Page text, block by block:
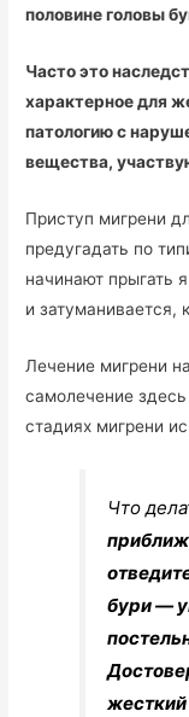
половине головы
Часто это
характерное для
патологию с
вещества,
Приступ мигрени
предугадать по
начинают прыгать
и затуманивается,
Лечение мигрени
самолечение
стадиях мигрени
Что
бури —